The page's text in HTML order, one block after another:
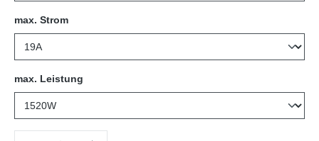
max. Stromauswählen
max. Leistung